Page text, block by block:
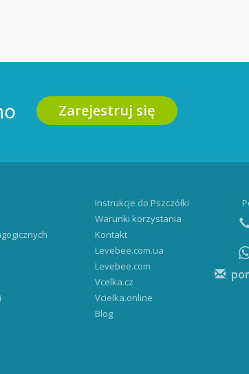
Zarejestruj się
Instrukcje do Pszczółki
Warunki korzystania
Kontakt
Levebee.com.ua
Levebee.com
Vcelka.cz
Vcielka.online
Blog